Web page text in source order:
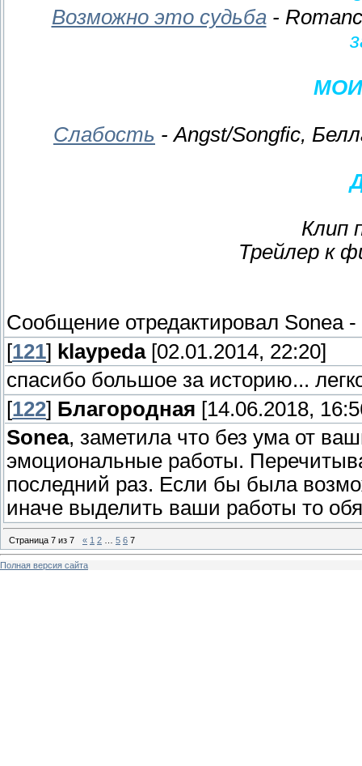
Возможно это судьба-
Слабость - Angst/Songfic,
Клип
Трейлер к
Сообщение отредактировал Sonea-
[121] klaypeda[02.01.2014, 22:20]
спасибо большое за историю...
[122] Благородная [14.06.2018,
Sonea, заметила что без ума от
эмоциональные работы.
последний раз. Если бы была
иначе выделить ваши работы то
Страница 7 из 7 « 1 2 5 6 7
Полная версия сайта